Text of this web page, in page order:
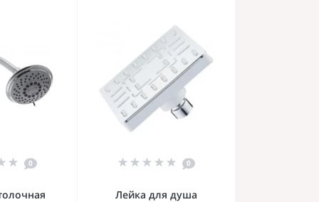
0 0
Лейка для душа